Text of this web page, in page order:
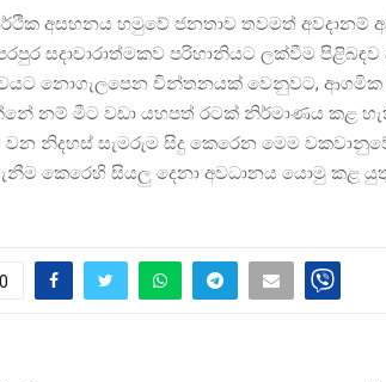
අසහනය හමුවේ ජනතාව තවමත් අවදානම්
සදාචාරාත්මකව පරිහානියට ලක්වීම
නොගැලපෙන චින්තනයක් වෙනුවට, ආගමික
නම් මීට වඩා යහපත් රටක් නිර්මාණය කළ
නිදහස් සැමරුම සිදු කෙරෙන මෙම
කෙරෙහි සියලු දෙනා අවධානය යොමු කළ
0